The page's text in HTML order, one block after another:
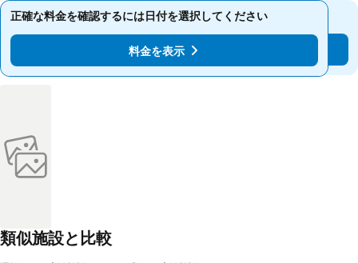
正確な料金を確認するには日付を選択してください
料金を表示
正確な料金を確認するには日付を選択してください
料金を表示
類似施設と比較